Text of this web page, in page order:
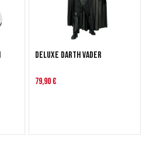
Deluxe Darth Vader
79,90 €